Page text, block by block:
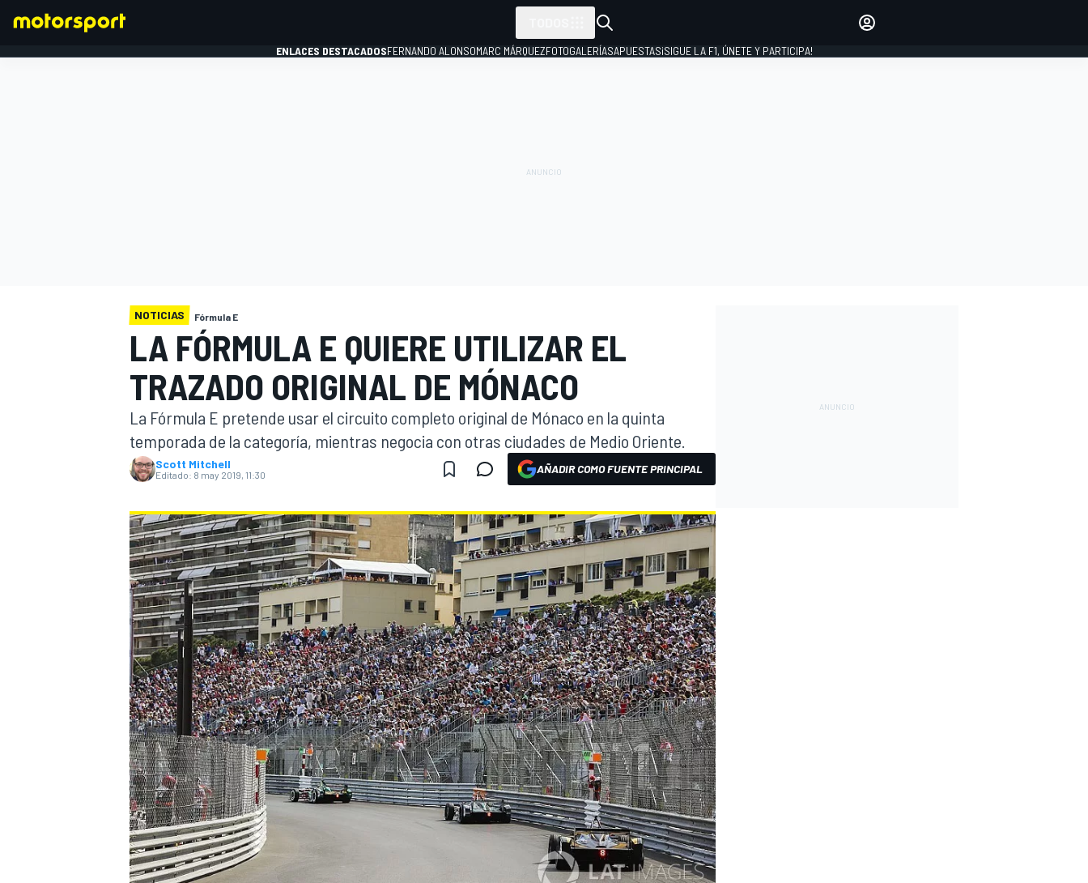
WEC FÓRMULA E
ENLACES DESTACADOSFERNANDO ALONSOMARC MÁRQUEZFOTOGALERÍASAPUESTAS¡SIGUE LA F1, ÚNETE Y PARTICIPA!
NOTICIAS Fórmula E
LA FÓRMULA E QUIERE UTILIZAR EL
TRAZADO ORIGINAL DE MÓNACO
La Fórmula E pretende usar el circuito completo original de Mónaco en la quinta
temporada de la categoría, mientras negocia con otras ciudades de Medio Oriente.
Scott Mitchell
Editado: 8 may 2019, 11:30 AÑADIR COMO FUENTE PRINCIPAL